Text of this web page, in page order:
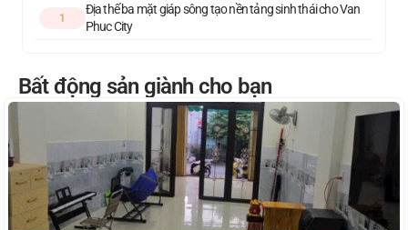
1
Địa thế ba mặt giáp sông tạo nền tảng sinh thái cho Van
Phuc City
Bất động sản giành cho bạn